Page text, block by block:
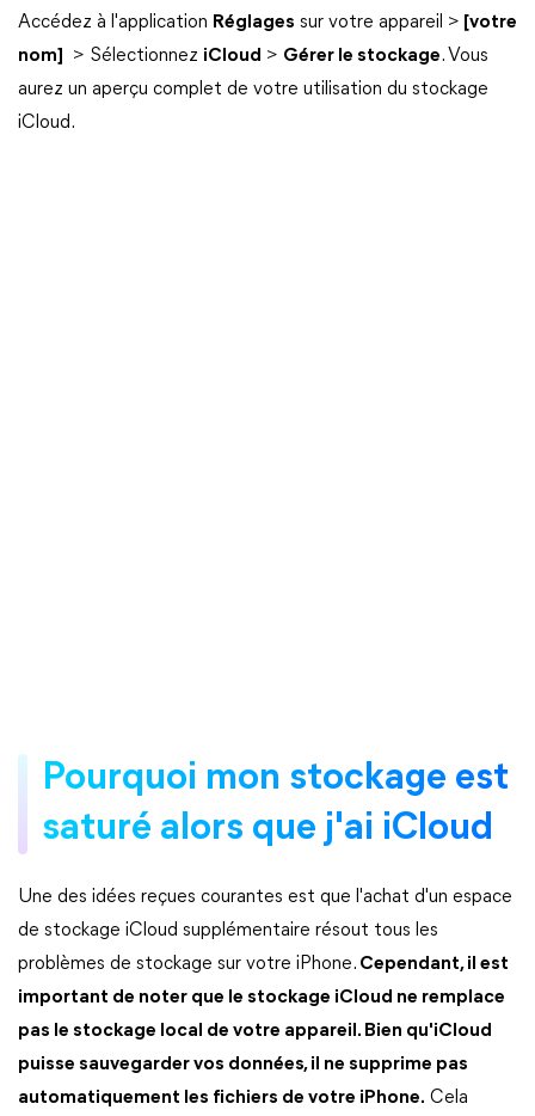
Accédez à l'application Réglages sur votre appareil > [votre
nom]
> Sélectionnez iCloud > Gérer le stockage. Vous
aurez un aperçu complet de votre utilisation du stockage
iCloud.
Pourquoi mon stockage est
saturé alors que j'ai iCloud
Une des idées reçues courantes est que l'achat d'un espace
de stockage iCloud supplémentaire résout tous les
problèmes de stockage sur votre iPhone. Cependant, il est
important de noter que le stockage iCloud ne remplace
pas le stockage local de votre appareil. Bien qu'iCloud
puisse sauvegarder vos données, il ne supprime pas
automatiquement les fichiers de votre iPhone. Cela